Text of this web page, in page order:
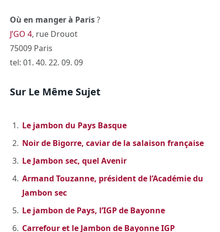
Où en manger à Paris?
J’GO 4, rue Drouot
75009 Paris
tel: 01. 40. 22. 09. 09
Sur Le Même Sujet
Le jambon du Pays Basque
Noir de Bigorre, caviar de la salaison française
Le Jambon sec, quel Avenir
Armand Touzanne, président de l’Académie du
Jambon sec
Le jambon de Pays, l’IGP de Bayonne
Carrefour et le Jambon de Bayonne IGP